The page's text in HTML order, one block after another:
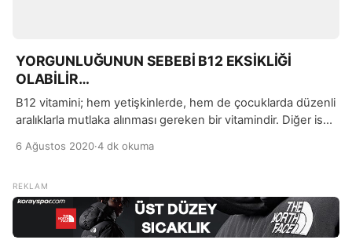
YORGUNLUĞUNUN SEBEBİ B12 EKSİKLİĞİ
OLABİLİR…
B12 vitamini; hem yetişkinlerde, hem de çocuklarda düzenli
aralıklarla mutlaka alınması gereken bir vitamindir. Diğer ismi
farklı yararları bulunuyor.
6 Ağustos 2020·4 dk okuma